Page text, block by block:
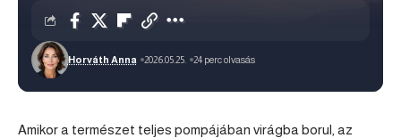
Horváth Anna 2026.05.25. 24 perc olvasás
Amikor a természet teljes pompájában virágba borul, az